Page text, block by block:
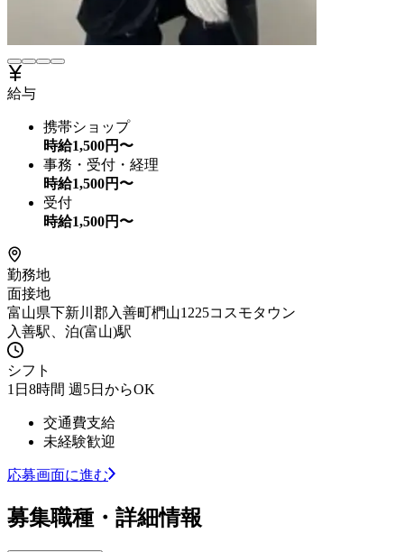
給与
携帯ショップ
時給1,500円〜
事務・受付・経理
時給1,500円〜
受付
時給1,500円〜
勤務地
面接地
富山県下新川郡入善町椚山1225コスモタウン
入善駅、泊(富山)駅
シフト
1日8時間 週5日からOK
交通費支給
未経験歓迎
応募画面に進む
募集職種・詳細情報